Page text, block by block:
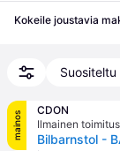
Kokeile joustavia
Suositeltu
mainos
CDON
Ilmainen toimitus